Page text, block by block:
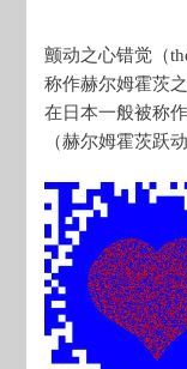
颤动之心错觉（
称作赫尔姆霍茨
在日本一般被称
（赫尔姆霍茨跃